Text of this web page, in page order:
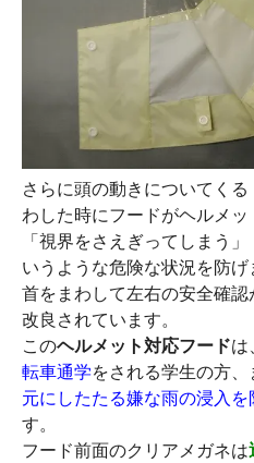
さらに頭の動きについてくる
わした時にフードがヘルメ
「視界をさえぎってしまう
いうような危険な状況を防げ
首をまわして左右の安全確
改良されています。
このヘルメット対応フードは
転車通学をされる学生の方
元にしたたる嫌な雨の浸入を
す。
フード前面のクリアメガネは